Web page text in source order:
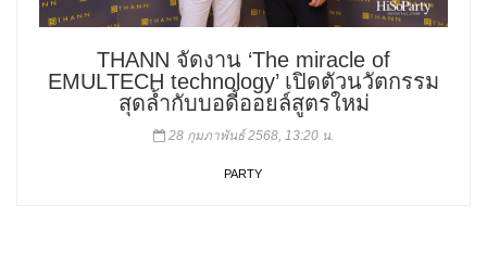
THANN จัดงาน ‘The miracle of
EMULTECH technology’ เปิดตัวนวัตกรรม
สุดล้ำกับบอดี้ออยล์สูตรใหม่
28 กุมภาพันธ์ 2568, 13:20 น.
PARTY